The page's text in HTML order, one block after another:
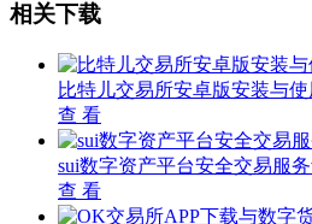
相关下载
比特儿交易所安卓版安装与使
查 看
sui数字资产平台安全交易服
查 看